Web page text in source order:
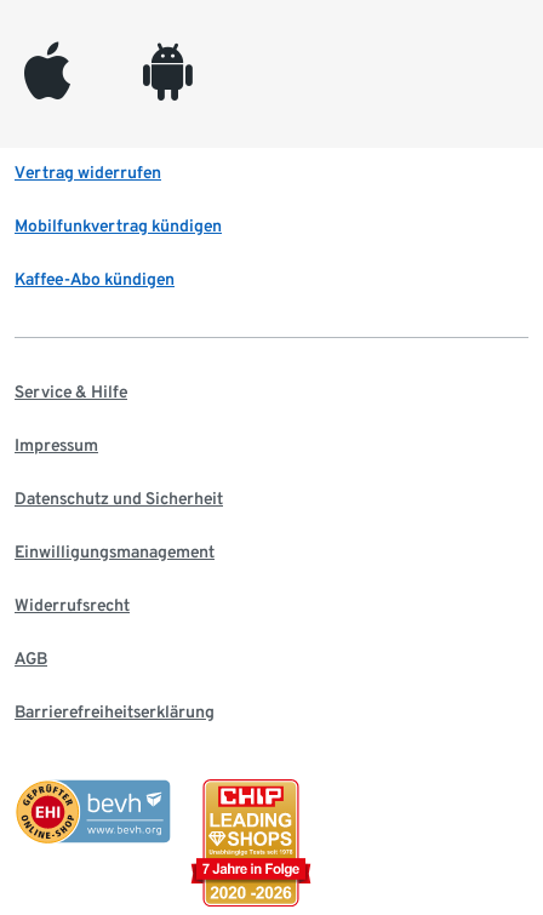
appleinc android
Vertrag widerrufen
Mobilfunkvertrag kündigen
Kaffee-Abo kündigen
Service & Hilfe
Impressum
Datenschutz und Sicherheit
Einwilligungsmanagement
Widerrufsrecht
AGB
Barrierefreiheitserklärung